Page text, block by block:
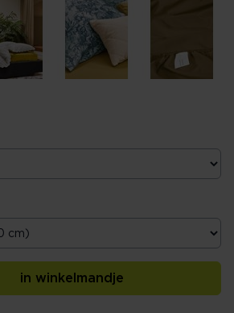
in winkelmandje